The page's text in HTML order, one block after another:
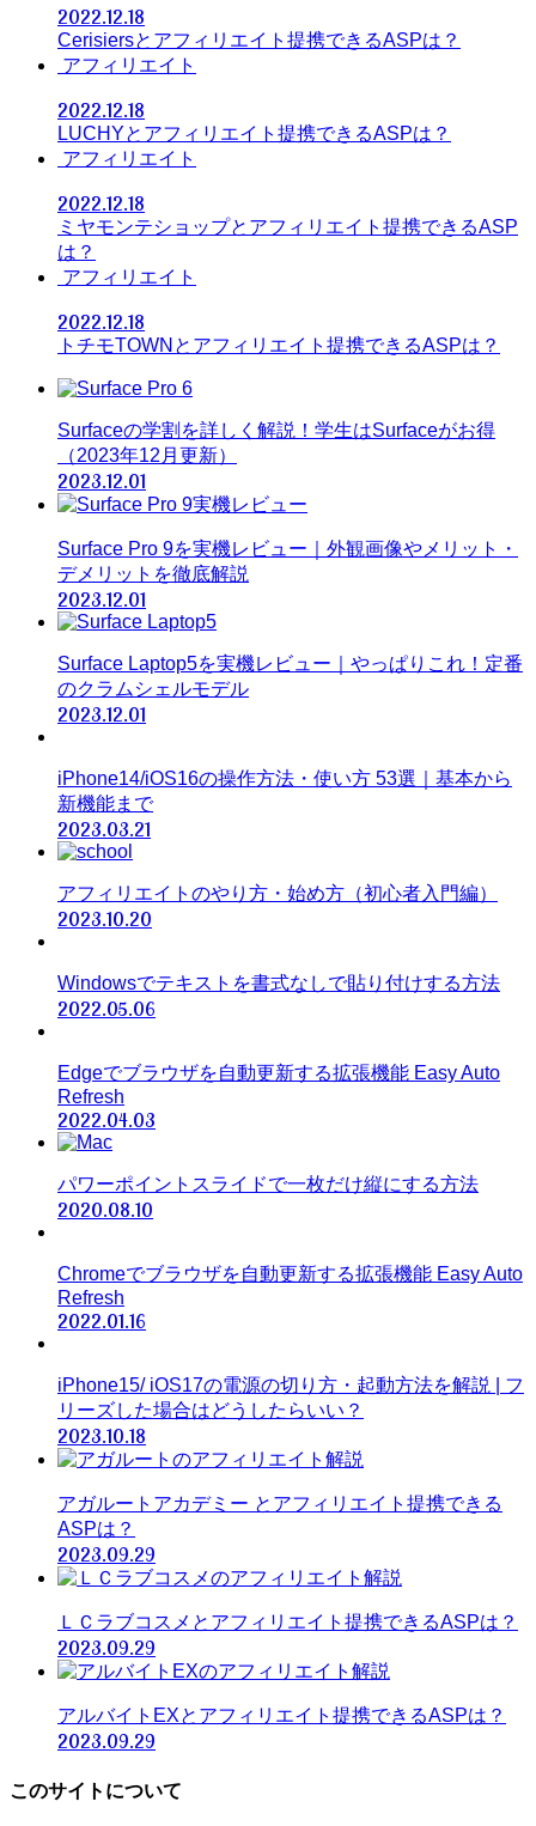
2022.12.18
Cerisiersとアフィリエイト提携できるASPは？
アフィリエイト
2022.12.18
LUCHYとアフィリエイト提携できるASPは？
アフィリエイト
2022.12.18
ミヤモンテショップとアフィリエイト提携できるASP
は？
アフィリエイト
2022.12.18
トチモTOWNとアフィリエイト提携できるASPは？
Surfaceの学割を詳しく解説！学生はSurfaceがお得
（2023年12月更新）
2023.12.01
Surface Pro 9を実機レビュー｜外観画像やメリット・
デメリットを徹底解説
2023.12.01
Surface Laptop5を実機レビュー｜やっぱりこれ！定番
のクラムシェルモデル
2023.12.01
iPhone14/iOS16の操作方法・使い方 53選｜基本から
新機能まで
2023.03.21
アフィリエイトのやり方・始め方（初心者入門編）
2023.10.20
Windowsでテキストを書式なしで貼り付けする方法
2022.05.06
Edgeでブラウザを自動更新する拡張機能 Easy Auto
Refresh
2022.04.03
パワーポイントスライドで一枚だけ縦にする方法
2020.08.10
Chromeでブラウザを自動更新する拡張機能 Easy Auto
Refresh
2022.01.16
iPhone15/ iOS17の電源の切り方・起動方法を解説 | フ
リーズした場合はどうしたらいい？
2023.10.18
アガルートアカデミー とアフィリエイト提携できる
ASPは？
2023.09.29
ＬＣラブコスメとアフィリエイト提携できるASPは？
2023.09.29
アルバイトEXとアフィリエイト提携できるASPは？
2023.09.29
このサイトについて